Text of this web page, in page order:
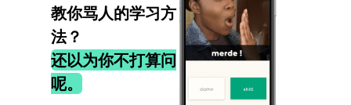
教你骂人的学习方
法？
还以为你不打算问
呢。